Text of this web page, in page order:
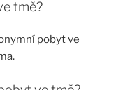
tmě?
pobyt ve